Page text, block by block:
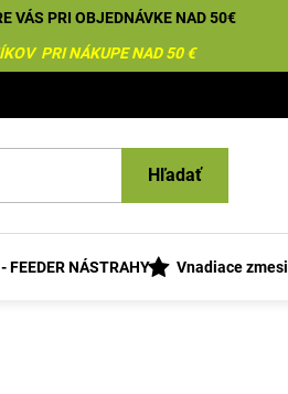
VÁS PRI OBJEDNÁVKE NAD 50€
PRI NÁKUPE NAD 50 €
Hľadať
FEEDER NÁSTRAHY Vnadiace zmesi